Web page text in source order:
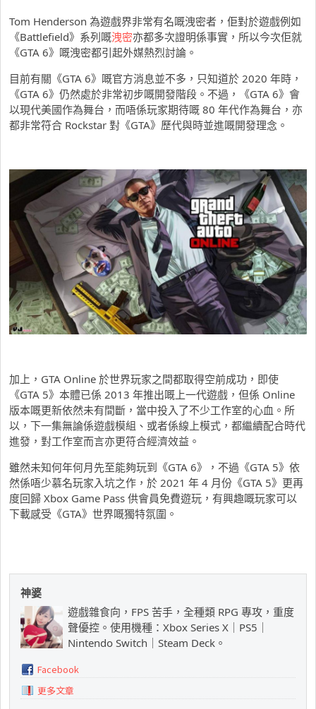
Tom Henderson 為遊戲界非常有名嘅洩密者，佢對於遊戲例如
《Battlefield》系列嘅洩密亦都多次證明係事實，所以今次佢就
《GTA 6》嘅洩密都引起外媒熱烈討論。
目前有關《GTA 6》嘅官方消息並不多，只知道於 2020 年時，
《GTA 6》仍然處於非常初步嘅開發階段。不過，《GTA 6》會
以現代美國作為舞台，而唔係玩家期待嘅 80 年代作為舞台，亦
都非常符合 Rockstar 對《GTA》歷代與時並進嘅開發理念。
加上，GTA Online 於世界玩家之間都取得空前成功，即使
《GTA 5》本體已係 2013 年推出嘅上一代遊戲，但係 Online
版本嘅更新依然未有間斷，當中投入了不少工作室的心血。所
以，下一集無論係遊戲模組、或者係線上模式，都繼續配合時代
進發，對工作室而言亦更符合經濟效益。
雖然未知何年何月先至能夠玩到《GTA 6》，不過《GTA 5》依
然係唔少慕名玩家入坑之作，於 2021 年 4 月份《GTA 5》更再
度回歸 Xbox Game Pass 供會員免費遊玩，有興趣嘅玩家可以
下載感受《GTA》世界嘅獨特氛圍。
神婆
遊戲雜食向，FPS 苦手，全種類 RPG 專攻，重度
聲優控。使用機種：Xbox Series X｜PS5｜
Nintendo Switch｜Steam Deck。
Facebook
更多文章